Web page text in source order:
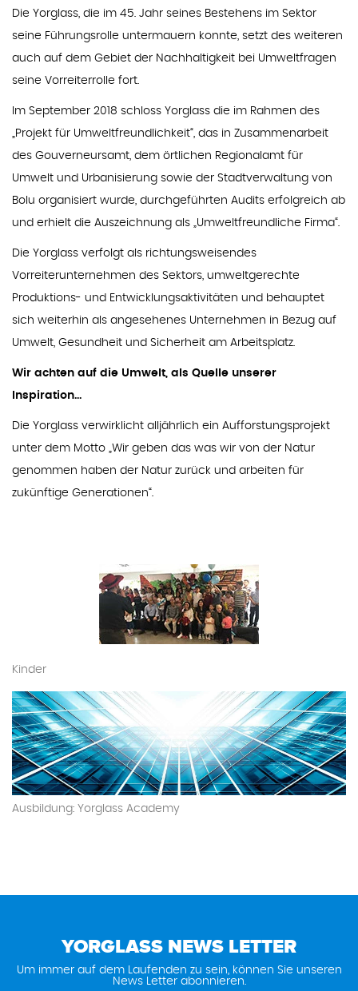
Die Yorglass, die im 45. Jahr seines Bestehens im Sektor
seine Führungsrolle untermauern konnte, setzt des weiteren
auch auf dem Gebiet der Nachhaltigkeit bei Umweltfragen
seine Vorreiterrolle fort.
Im September 2018 schloss Yorglass die im Rahmen des
„Projekt für Umweltfreundlichkeit“, das in Zusammenarbeit
des Gouverneursamt, dem örtlichen Regionalamt für
Umwelt und Urbanisierung sowie der Stadtverwaltung von
Bolu organisiert wurde, durchgeführten Audits erfolgreich ab
und erhielt die Auszeichnung als „Umweltfreundliche Firma“.
Die Yorglass verfolgt als richtungsweisendes
Vorreiterunternehmen des Sektors, umweltgerechte
Produktions- und Entwicklungsaktivitäten und behauptet
sich weiterhin als angesehenes Unternehmen in Bezug auf
Umwelt, Gesundheit und Sicherheit am Arbeitsplatz.
Wir achten auf die Umwelt, als Quelle unserer
Inspiration...
Die Yorglass verwirklicht alljährlich ein Aufforstungsprojekt
unter dem Motto „Wir geben das was wir von der Natur
genommen haben der Natur zurück und arbeiten für
zukünftige Generationen“.
Kinder
Ausbildung: Yorglass Academy
YORGLASS NEWS LETTER
Um immer auf dem Laufenden zu sein, können Sie unseren
News Letter abonnieren.